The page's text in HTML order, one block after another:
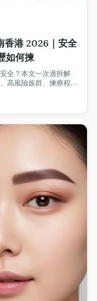
香港 2026｜安全
如何揀
全？本文一次過拆解
高風險族群、揀療程必
路線。